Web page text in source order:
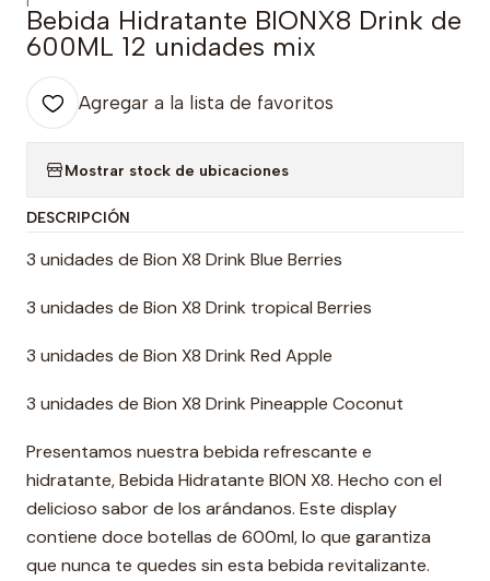
Bebida Hidratante BIONX8 Drink de
600ML 12 unidades mix
Agregar a la lista de favoritos
Mostrar stock de ubicaciones
DESCRIPCIÓN
3 unidades de Bion X8 Drink Blue Berries
3 unidades de Bion X8 Drink tropical Berries
3 unidades de Bion X8 Drink Red Apple
3 unidades de Bion X8 Drink Pineapple Coconut
Presentamos nuestra bebida refrescante e
hidratante, Bebida Hidratante BION X8. Hecho con el
delicioso sabor de los arándanos. Este display
contiene doce botellas de 600ml, lo que garantiza
que nunca te quedes sin esta bebida revitalizante.